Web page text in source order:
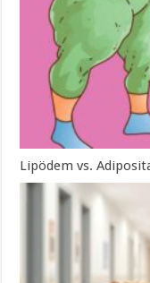
Lipödem vs.